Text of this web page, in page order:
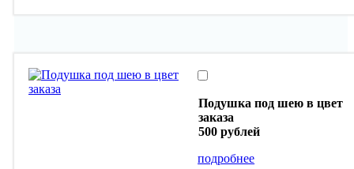
Подушка под шею в цвет
заказа
500 рублей
подробнее